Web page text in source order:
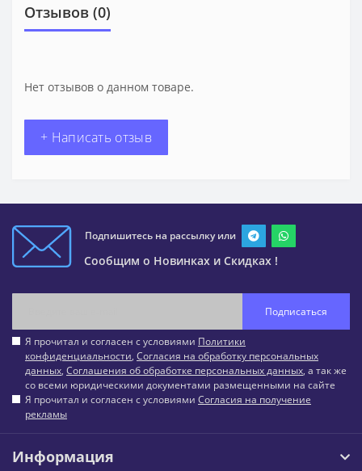
Отзывов (0)
Нет отзывов о данном товаре.
+ Написать отзыв
Подпишитесь на рассылку или
Сообщим о Новинках и Скидках !
Подписаться
Я прочитал и согласен с условиями Политики
конфиденциальности, Согласия на обработку персональных
данных, Соглашения об обработке персональных данных, а так же
со всеми юридическими документами размещенными на сайте
Я прочитал и согласен с условиями Согласия на получение
рекламы
Информация